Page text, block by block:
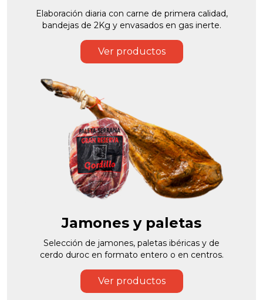
Elaboración diaria con carne de primera calidad,
bandejas de 2Kg y envasados en gas inerte.
Ver productos
Jamones y paletas
Selección de jamones, paletas ibéricas y de
cerdo duroc en formato entero o en centros.
Ver productos